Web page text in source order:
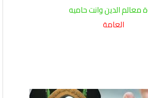
معالم الدين وانت حاميه
العامة